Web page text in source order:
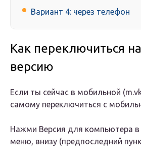
Вариант 4: через телефон
Как переключиться
версию
Если ты сейчас в мобильной
самому переключиться с
Нажми Версия для компьютера в
меню, внизу (предпоследний